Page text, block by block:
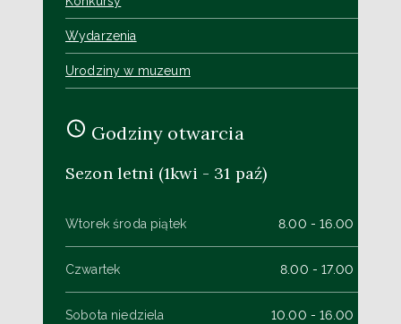
Wydarzenia
Urodziny w muzeum
Godziny otwarcia
Sezon letni (1kwi - 31 paź)
Wtorek środa piątek 8.00 - 16.00
Czwartek 8.00 - 17.00
Sobota niedziela 10.00 - 16.00